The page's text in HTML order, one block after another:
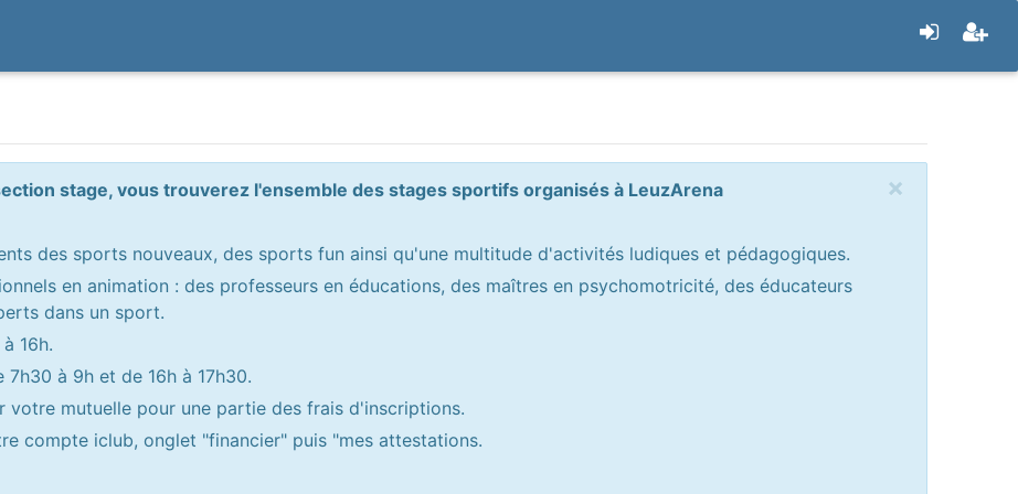
×
stage, vous trouverez l'ensemble des stages sportifs organisés à LeuzArena
des sports nouveaux, des sports fun ainsi qu'une multitude d'activités ludiques et pédagogiques.
en animation : des professeurs en éducations, des maîtres en psychomotricité, des éducateurs
dans un sport.
16h.
à 9h et de 16h à 17h30.
mutuelle pour une partie des frais d'inscriptions.
compte iclub, onglet "financier" puis "mes attestations.